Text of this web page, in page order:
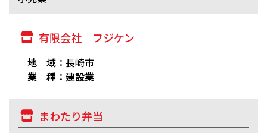
有限会社 フジケン
地 域：長崎市
業 種：建設業
まわたり弁当